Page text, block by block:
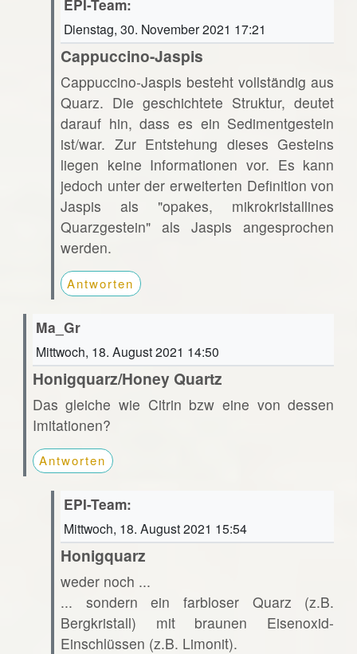
EPI-Team:
Dienstag, 30. November 2021 17:21
Cappuccino-Jaspis
Cappuccino-Jaspis besteht vollständig aus
Quarz. Die geschichtete Struktur, deutet
darauf hin, dass es ein Sedimentgestein
ist/war. Zur Entstehung dieses Gesteins
liegen keine Informationen vor. Es kann
jedoch unter der erweiterten Definition von
Jaspis als "opakes, mikrokristallines
Quarzgestein" als Jaspis angesprochen
werden.
Antworten
Ma_Gr
Mittwoch, 18. August 2021 14:50
Honigquarz/Honey Quartz
Das gleiche wie Citrin bzw eine von dessen
Imitationen?
Antworten
EPI-Team:
Mittwoch, 18. August 2021 15:54
Honigquarz
weder noch ...
... sondern ein farbloser Quarz (z.B.
Bergkristall) mit braunen Eisenoxid-
Einschlüssen (z.B. Limonit).